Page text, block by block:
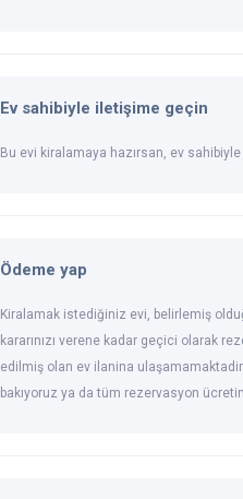
Ev sahibiyle iletişime geçin
Bu evi kiralamaya hazırsan, ev
Ödeme yap
Kiralamak istediğiniz evi, belirlemiş
kararınızı verene kadar geçici olarak
edilmiş olan ev ilanina
bakıyoruz ya da tüm rezervasyon